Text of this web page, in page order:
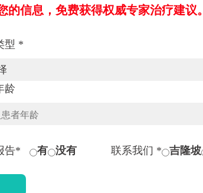
信息，免费获得权威专家治疗建议。
型 *
龄
告*
有 没有 联系我们 * 吉隆坡